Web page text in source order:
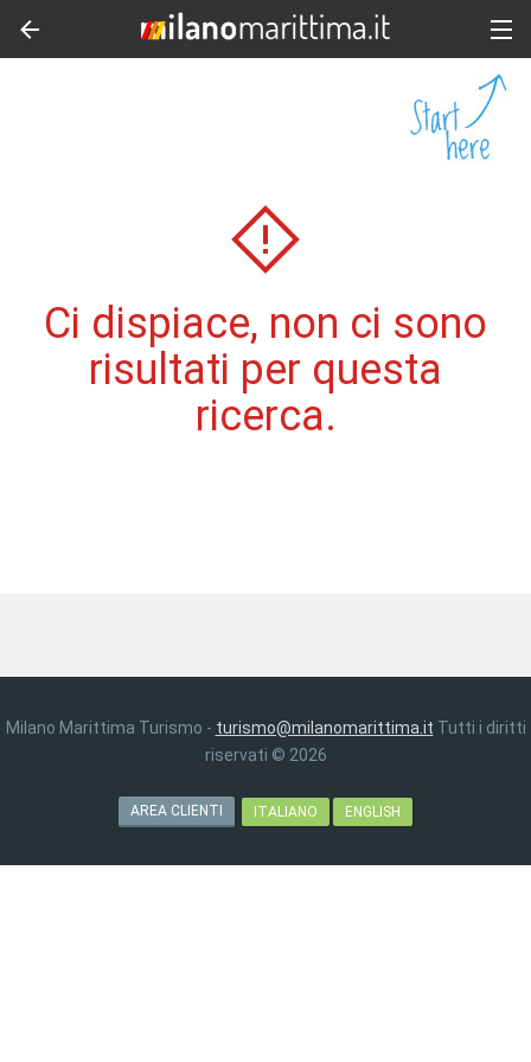
Ci dispiace, non ci sono
risultati per questa
ricerca.
Milano Marittima Turismo - turismo@milanomarittima.it Tutti i diritti
riservati © 2026
AREA CLIENTI ITALIANO ENGLISH